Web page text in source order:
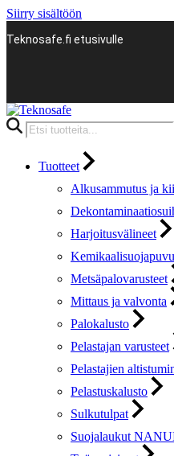
Siirry sisältöön
Teknosafe.fi etusivulle
Products
search
Tuotteet
Alkusammutus ja
Harjoitusvälineet
Metsäpalovarusteet
Mittaus ja valvonta
Palokalusto
Pelastajan varusteet
Pelastajien
Pelastuskalusto
Sulkutulpat
Suojalaukut